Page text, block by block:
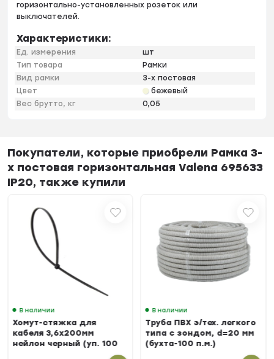
горизонтально-установленных розеток или
выключателей.
Характеристики:
Ед. измерения
шт
Тип товара
Рамки
Вид рамки
3-х постовая
Цвет
бежевый
Вес брутто, кг
0,05
Покупатели, которые приобрели Рамка 3-
х постовая горизонтальная Valena 695633
IP20, также купили
В наличии
Хомут-стяжка для
кабеля 3,6х200мм
нейлон черный (уп. 100
В наличии
Труба ПВХ э/тех. легкого
типа с зондом, d=20 мм
(бухта-100 п.м.)